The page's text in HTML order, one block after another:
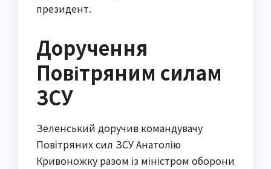
президент.
Доручення
Повітряним силам
ЗСУ
Зеленський доручив командувачу
Повітряних сил ЗСУ Анатолію
Кривоножку разом із міністром оборони